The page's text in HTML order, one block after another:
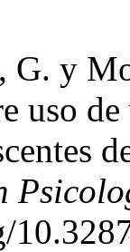
G. y
uso